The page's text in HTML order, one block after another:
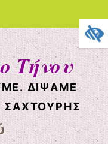
Τήνου
ΔΙΨΑΜΕ
ΣΑΧΤΟΥΡΗΣ